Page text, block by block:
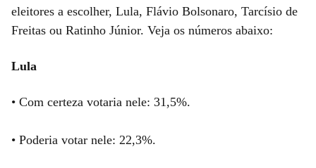
eleitores a escolher, Lula, Flávio Bolsonaro, Tarcísio de
Freitas ou Ratinho Júnior. Veja os números abaixo:
Lula
• Com certeza votaria nele: 31,5%.
• Poderia votar nele: 22,3%.